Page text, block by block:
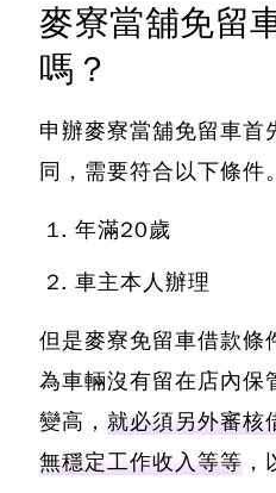
麥寮當舖免留
嗎？
申辦麥寮當舖免留車首
同，需要符合以下條件。
年滿20歲
車主本人辦理
但是麥寮免留車借款條
為車輛沒有留在店內保
變高， 就必須另外審核
無穩定工作收入等等